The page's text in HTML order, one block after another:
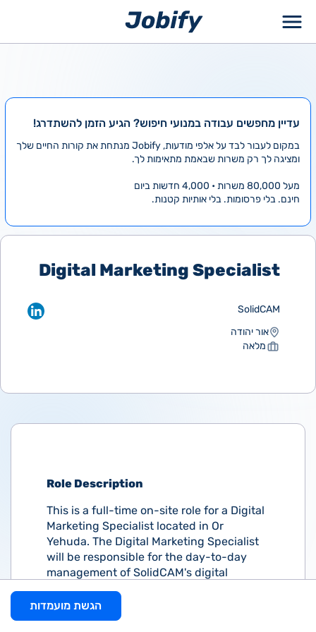
עדיין מחפשים עבודה במנועי חיפוש? הגיע הזמן להשתדרג!
במקום לעבור לבד על אלפי מודעות, Jobify מנתחת את קורות החיים שלך
ומציגה לך רק משרות שבאמת מתאימות לך.
מעל 80,000 משרות • 4,000 חדשות ביום
חינם. בלי פרסומות. בלי אותיות קטנות.
Digital Marketing Specialist
SolidCAM
אור יהודה
מלאה
Role Description
This is a full-time on-site role for a Digital
Marketing Specialist located in Or
Yehuda. The Digital Marketing Specialist
will be responsible for the day-to-day
management of SolidCAM's digital
marketing campaigns and will work
closely with the marketing team to
develop strategies to drive new business.
הגשת מועמדות